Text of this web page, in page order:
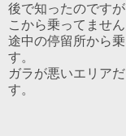
後で知ったのです
こから乗ってません
途中の停留所から
す。
ガラが悪いエリア
す。